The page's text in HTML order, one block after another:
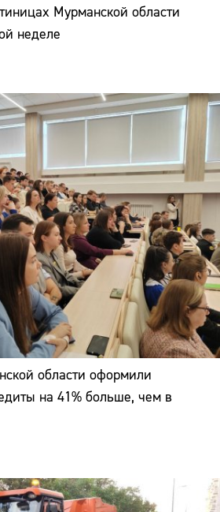
Мурманской области
неделе
области оформили
на 41% больше, чем в